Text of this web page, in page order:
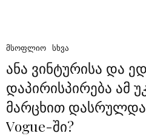
ᲛᲡᲝᲤᲚᲘᲝ ᲡᲮᲕᲐ
ანა ვინტურისა და
დაპირისპირება ამ
მარცხით დასრულდა
Vogue-ში?